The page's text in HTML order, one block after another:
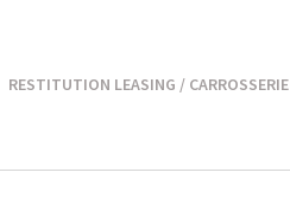
RESTITUTION LEASING / CARROSSERIE